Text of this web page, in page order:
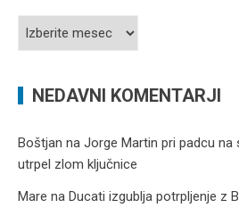
Arhiv
NEDAVNI KOMENTARJI
Boštjan na Jorge Martin pri padcu na
utrpel zlom ključnice
Mare na Ducati izgublja potrpljenje z